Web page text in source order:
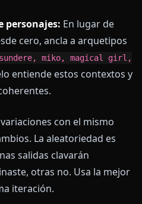
personajes: En lugar de
cero, ancla a arquetipos
miko, magical girl,
entiende estos contextos y
con el mismo
La aleatoriedad es
salidas clavarán
otras no. Usa la mejor
iteración.